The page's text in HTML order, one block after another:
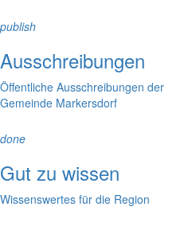
publish
Ausschreibungen
Öffentliche Ausschreibungen der
Gemeinde Markersdorf
done
Gut zu wissen
Wissenswertes für die Region